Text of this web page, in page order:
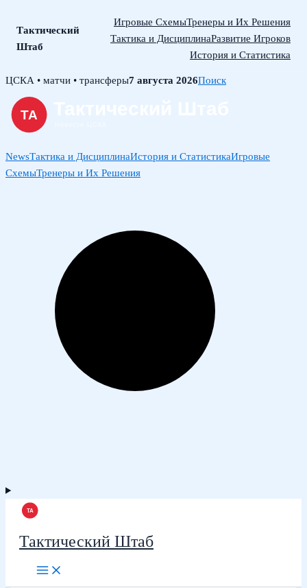
Тактический
Штаб
Игровые СхемыТренеры и Их Решения
Тактика и ДисциплинаРазвитие Игроков
История и Статистика
Skip
content
ЦСКА • матчи • трансферы7 августа 2026Поиск
NewsТактика и ДисциплинаИстория и СтатистикаИгровые
СхемыТренеры и Их Решения
Тактический Штаб